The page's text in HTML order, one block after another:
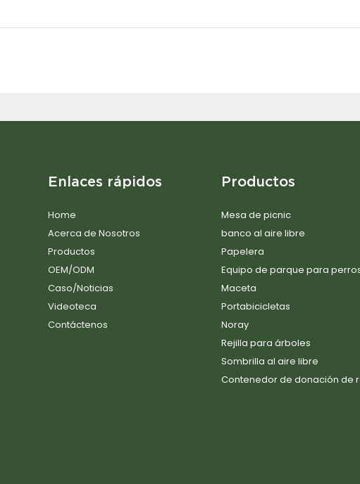
Enlaces rápidos
Home
Acerca de Nosotros
Productos
OEM/ODM
Caso/Noticias
Videoteca
Contáctenos
Productos
Mesa de picnic
banco al aire libre
Papelera
Equipo de parque para
Maceta
Portabicicletas
Noray
Rejilla para árboles
Sombrilla al aire libre
Contenedor de donación de